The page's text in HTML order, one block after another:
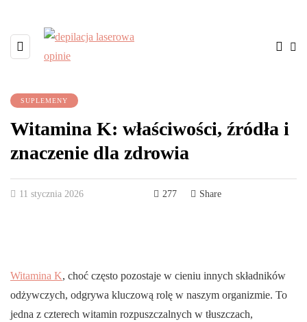
SUPLEMENY
Witamina K: właściwości, źródła i
znaczenie dla zdrowia
11 stycznia 2026 277 Share
Witamina K, choć często pozostaje w cieniu innych składników
odżywczych, odgrywa kluczową rolę w naszym organizmie. To
jedna z czterech witamin rozpuszczalnych w tłuszczach,